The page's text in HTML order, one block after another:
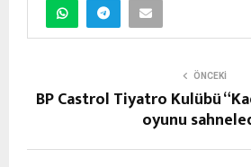
ÖNCEKI
BP Castrol Tiyatro Kulübü
oyunu